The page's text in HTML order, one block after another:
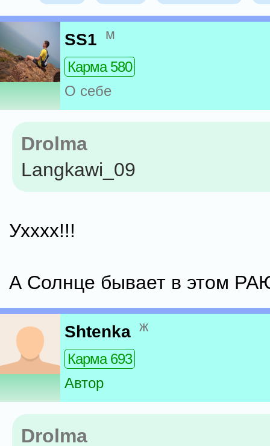
SS1 м
Карма 580
О себе
Drolma
Langkawi_09
Ухххх!!!
А Солнце бывает в этом
Shtenka ж
Карма 693
Автор
Drolma